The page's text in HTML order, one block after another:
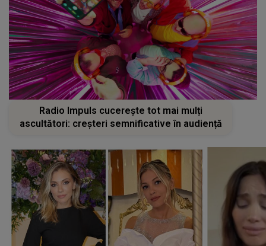
Radio Impuls cucerește tot mai mulți
ascultători: creșteri semnificative în audiență